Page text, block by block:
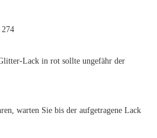
Lack in rot sollte ungefähr der
warten Sie bis der aufgetragene Lack